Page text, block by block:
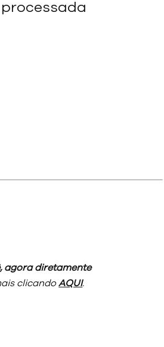
agora diretamente
clicandoAQUI.